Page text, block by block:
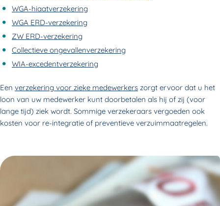
WGA-hiaatverzekering
WGA ERD-verzekering
ZW ERD-verzekering
Collectieve ongevallenverzekering
WIA-excedentverzekering
Een verzekering voor zieke medewerkers zorgt ervoor dat u het
loon van uw medewerker kunt doorbetalen als hij of zij (voor
lange tijd) ziek wordt. Sommige verzekeraars vergoeden ook
kosten voor re-integratie of preventieve verzuimmaatregelen.